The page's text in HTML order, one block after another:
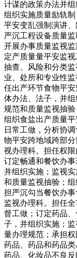
计谋的政策办法并
组织实施质量励轨
平安变乱强制演讲
严沉工程设备质量
开展办事质量监视
定产质量量平安监
抽查、风险和分类
业、处所和专业性
任出产环节食物平
体办法、法子，并
规范和质量监视抽
组织食盐出产质量
日常工做，分析协
物平安跨地域跨部
视办理科。担任权
订定畅通和餐饮办
并组织实施；监视
和质量监视抽验；
担严沉勾当餐饮办
监视办理科。担任
督工做；订定药品
子，并组织实施；
量办理规范；承担
药品、药品和药品
药品、化妆品不良